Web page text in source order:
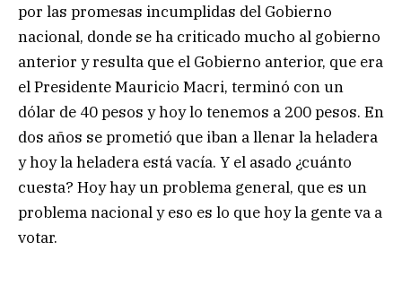
por las promesas incumplidas del Gobierno
nacional, donde se ha criticado mucho al gobierno
anterior y resulta que el Gobierno anterior, que era
el Presidente Mauricio Macri, terminó con un
dólar de 40 pesos y hoy lo tenemos a 200 pesos. En
dos años se prometió que iban a llenar la heladera
y hoy la heladera está vacía. Y el asado ¿cuánto
cuesta? Hoy hay un problema general, que es un
problema nacional y eso es lo que hoy la gente va a
votar.